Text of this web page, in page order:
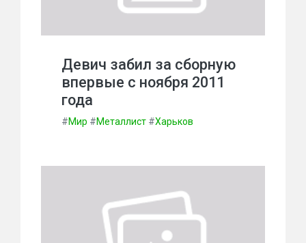
Девич забил за сборную
впервые с ноября 2011
года
#Мир #Металлист #Харьков